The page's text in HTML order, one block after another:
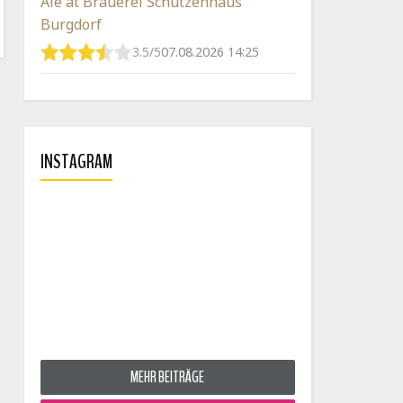
Burgdorf
3.5/507.08.2026 14:25
INSTAGRAM
MEHR BEITRÄGE